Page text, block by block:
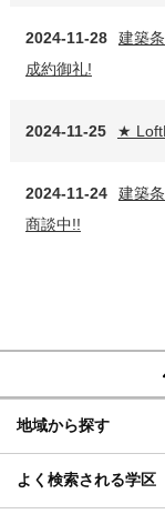
2024-11-28
建築
成約御礼!
2024-11-25 ★
2024-11-24
建築
商談中!!
地域から探す
よく検索される学区